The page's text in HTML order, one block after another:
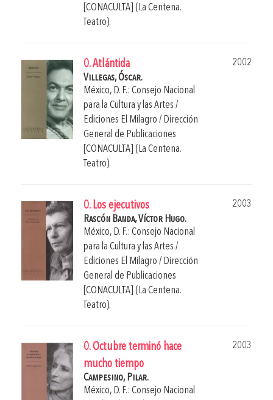
[CONACULTA] (La Centena.
Teatro).
0. Atlántida
2002
Villegas, Óscar.
México, D. F.: Consejo Nacional
para la Cultura y las Artes /
Ediciones El Milagro / Dirección
General de Publicaciones
[CONACULTA] (La Centena.
Teatro).
0. Los ejecutivos
2003
Rascón Banda, Víctor Hugo.
México, D. F.: Consejo Nacional
para la Cultura y las Artes /
Ediciones El Milagro / Dirección
General de Publicaciones
[CONACULTA] (La Centena.
Teatro).
0. Octubre terminó hace
mucho tiempo
2003
Campesino, Pilar.
México, D. F.: Consejo Nacional